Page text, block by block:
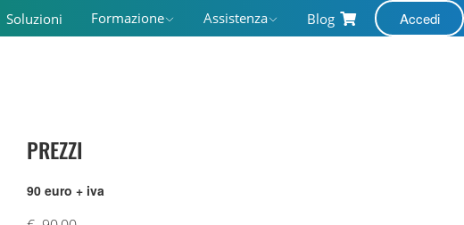
Soluzioni Formazione Assistenza Blog Accedi
PREZZI
90 euro + iva